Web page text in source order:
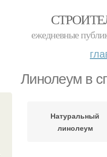
ежедневные
Линолеум в
Натуральный
линолеум